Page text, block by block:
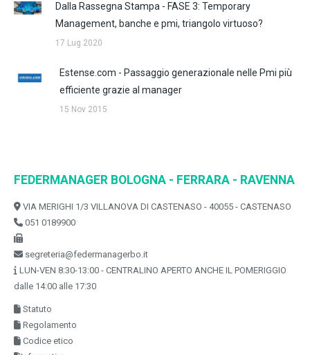
Dalla Rassegna Stampa - FASE 3: Temporary
Management, banche e pmi, triangolo virtuoso?
17 Lug 2020
Estense.com - Passaggio generazionale nelle Pmi più
efficiente grazie al manager
15 Nov 2015
FEDERMANAGER BOLOGNA - FERRARA - RAVENNA
VIA MERIGHI 1/3 VILLANOVA DI CASTENASO - 40055 - CASTENASO
051 0189900
segreteria@federmanagerbo.it
LUN-VEN 8:30-13:00 - CENTRALINO APERTO ANCHE IL POMERIGGIO
dalle 14:00 alle 17:30
Statuto
Regolamento
Codice etico